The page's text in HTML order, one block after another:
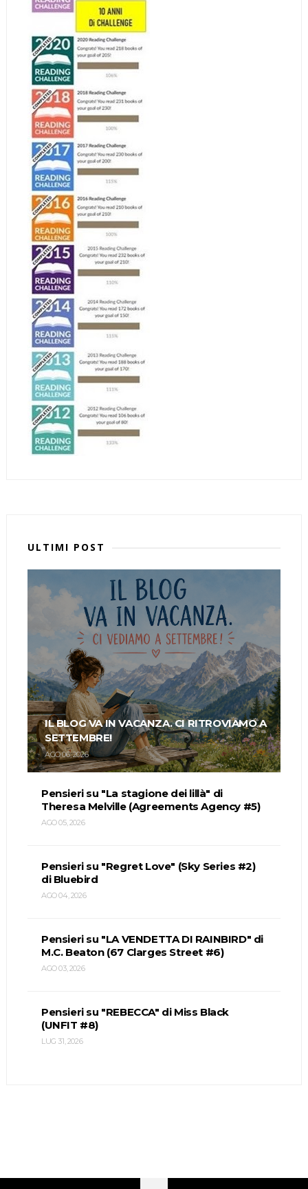
ULTIMI POST
IL BLOG VA IN VACANZA. CI RITROVIAMO A
SETTEMBRE!
AGO 06, 2026
Pensieri su "La stagione dei lillà" di
Theresa Melville (Agreements Agency #5)
AGO 05, 2026
Pensieri su "Regret Love" (Sky Series #2)
di Bluebird
AGO 04, 2026
Pensieri su "LA VENDETTA DI RAINBIRD" di
M.C. Beaton (67 Clarges Street #6)
AGO 03, 2026
Pensieri su "REBECCA" di Miss Black
(UNFIT #8)
LUG 31, 2026